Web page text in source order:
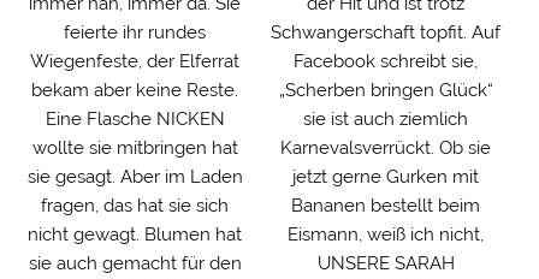
feierte ihr rundes
Wiegenfeste, der Elferrat
bekam aber keine Reste.
Eine Flasche NICKEN
wollte sie mitbringen hat
sie gesagt. Aber im Laden
fragen, das hat sie sich
nicht gewagt. Blumen hat
sie auch gemacht für den
Schwangerschaft topfit. Auf
Facebook schreibt sie,
„Scherben bringen Glück“
sie ist auch ziemlich
Karnevalsverrückt. Ob sie
jetzt gerne Gurken mit
Bananen bestellt beim
Eismann, weiß ich nicht,
UNSERE SARAH